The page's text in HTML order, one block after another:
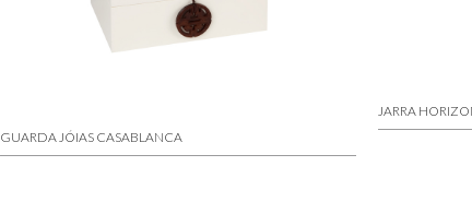
GUARDA JÓIAS CASABLANCA
JARRA